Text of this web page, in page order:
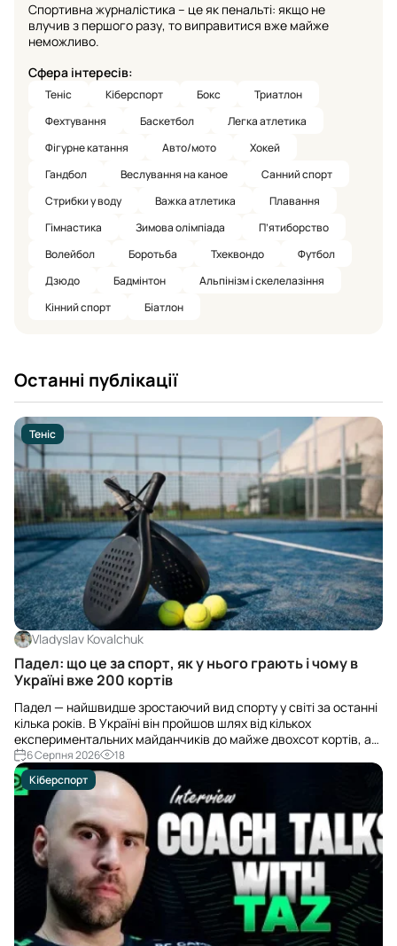
Спортивна журналістика – це як пенальті: якщо не
влучив з першого разу, то виправитися вже майже
неможливо.
Сфера інтересів:
Теніс Кіберспорт Бокс
Триатлон
Фехтування
Баскетбол
Легка атлетика
Фігурне катання
Авто/мото
Хокей
Гандбол
Веслування на каное
Санний спорт
Стрибки у воду
Важка атлетика
Плавання
Гімнастика
Зимова олімпіада
П’ятиборство
Волейбол
Боротьба Тхеквондо
Футбол
Дзюдо
Бадмінтон
Альпінізм і скелелазіння
Кінний спорт
Біатлон
Останні публікації
Теніс
Vladyslav Kovalchuk
Падел: що це за спорт, як у нього грають і чому в
Україні вже 200 кортів
Падел — найшвидше зростаючий вид спорту у світі за останні
кілька років. В Україні він пройшов шлях від кількох
експериментальних майданчиків до майже двохсот кортів, а
до кінця 2026 року їхня кількість має перевищити триста. Р...
6 Серпня 2026
18
Кіберспорт